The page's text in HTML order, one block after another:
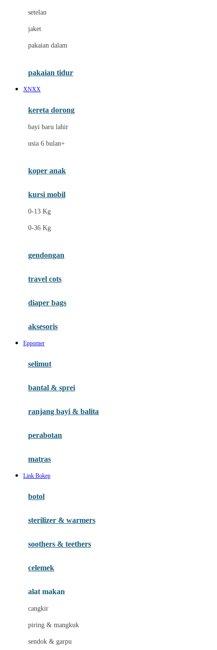
Drew
E
ELC
Ergobaby
Ezyroller
F
Felt So Sweet
Fisher Price
Gb
Habbie
Haenim
Hauck
Havaianas
Hybrid
I
Inlacta DHA
Ivenet
setelan
jaket
pakaian dalam
pakaian tidur
XNXX
kereta dorong
bayi baru lahir
usia 6 bulan+
koper anak
kursi mobil
0-13 Kg
0-36 Kg
gendongan
travel cots
diaper bags
aksesoris
Epporner
selimut
bantal & sprei
ranjang bayi & balita
perabotan
matras
Link Bokep
botol
sterilizer & warmers
soothers & teethers
celemek
alat makan
cangkir
piring & mangkuk
sendok & garpu